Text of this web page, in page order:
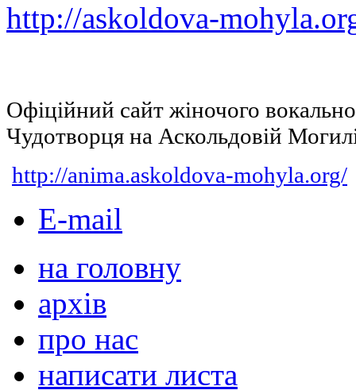
http://askoldova-
Офіційний сайт жіночого
Чудотворця на Аскольдовій
http://anima.askoldova-mohyla.org/
E-mail
на головну
архів
про нас
написати листа